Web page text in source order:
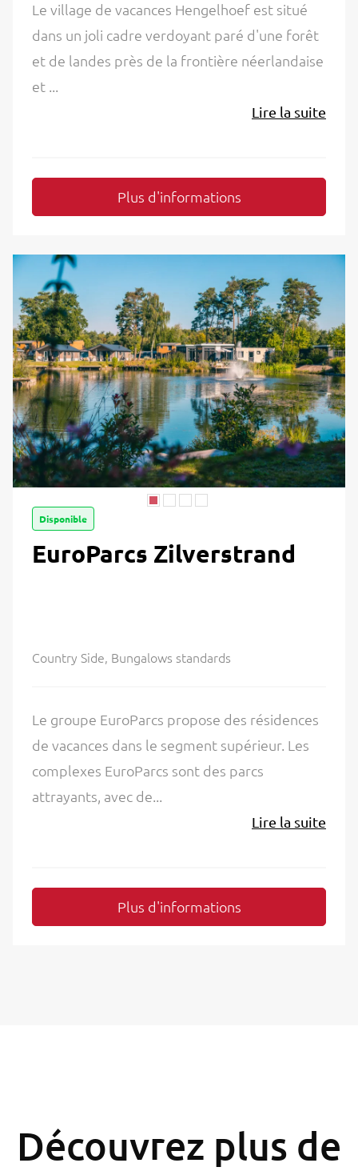
Le village de vacances Hengelhoef est situé
dans un joli cadre verdoyant paré d'une forêt
et de landes près de la frontière néerlandaise
et ...
Lire la suite
Plus d'informations
Disponible
EuroParcs Zilverstrand
Country Side, Bungalows standards
Le groupe EuroParcs propose des résidences
de vacances dans le segment supérieur. Les
complexes EuroParcs sont des parcs
attrayants, avec de...
Lire la suite
Plus d'informations
Découvrez plus de